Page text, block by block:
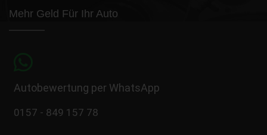
Mehr Geld Für Ihr Auto
Autobewertung per WhatsApp
0157 - 849 157 78